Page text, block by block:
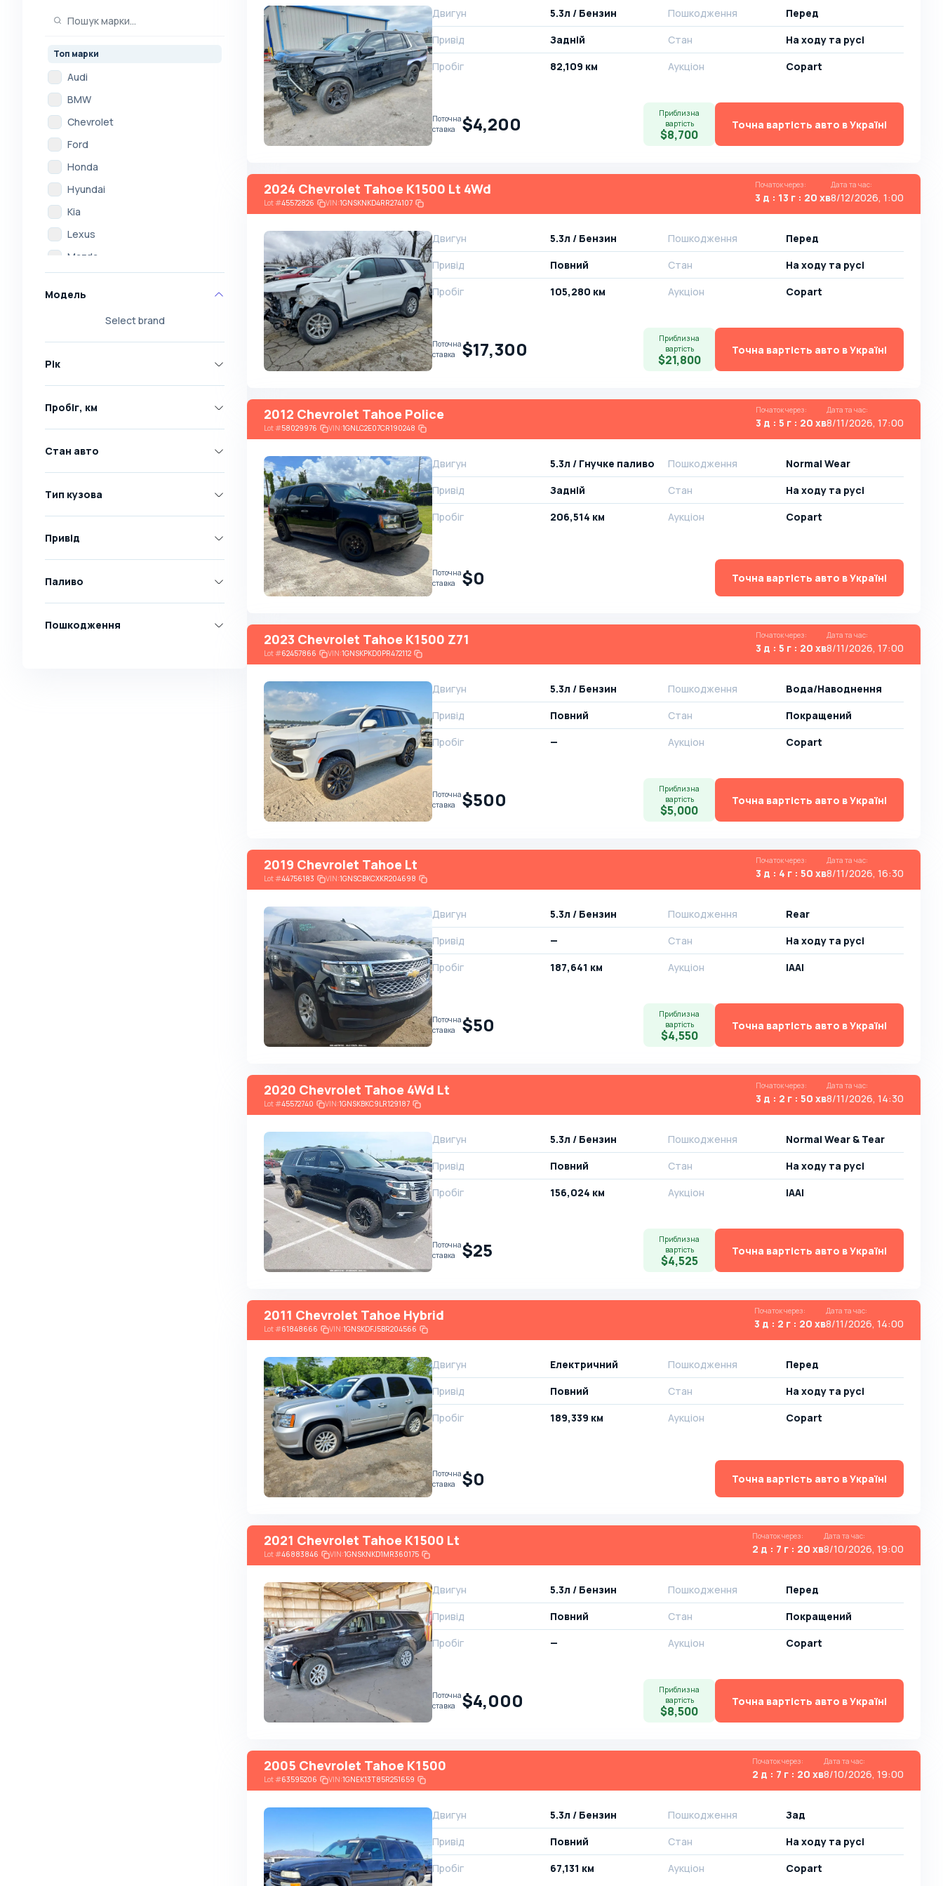
Топ марки
Audi
BMW
Chevrolet
Ford
Honda
Hyundai
Kia
Lexus
Mazda
Mitsubishi
Opel
Skoda
Volkswagen
Abarth
AC
Acura
Adler
Alfa Romeo
Модель
Select brand
Рік
Пробіг, км
Стан авто
Тип кузова
Привід
Паливо
Пошкодження
Двигун
5.3л / Бензин
Привід
Задній
Пробіг
82,109 км
Пошкодження
Перед
Стан
На ​​ходу та русі
Аукціон
Copart
Поточна
ставка
$4,200
Приблизна
вартість
$8,700
Точна вартість авто в Україні
2024 Chevrolet Tahoe K1500 Lt 4Wd
Lot#45572826 VIN:1GNSKNKD4RR274107
Початок через:
3 д : 13 г : 20 хв
Дата та час:
8/12/2026, 1:00
Двигун
5.3л / Бензин
Привід
Повний
Пробіг
105,280 км
Пошкодження
Перед
Стан
На ​​ходу та русі
Аукціон
Copart
Поточна
ставка
$17,300
Приблизна
вартість
$21,800
Точна вартість авто в Україні
2012 Chevrolet Tahoe Police
Lot#58029976 VIN:1GNLC2E07CR190248
Початок через:
3 д : 5 г : 20 хв
Дата та час:
8/11/2026, 17:00
Двигун
5.3л / Гнучке паливо
Привід
Задній
Пробіг
206,514 км
Пошкодження
Normal Wear
Стан
На ​​ходу та русі
Аукціон
Copart
Поточна
ставка
$0 Точна вартість авто в Україні
2023 Chevrolet Tahoe K1500 Z71
Lot#62457866 VIN:1GNSKPKD0PR472112
Початок через:
3 д : 5 г : 20 хв
Дата та час:
8/11/2026, 17:00
Двигун
5.3л / Бензин
Привід
Повний
Пробіг
—
Пошкодження
Вода/Наводнення
Стан
Покращений
Аукціон
Copart
Поточна
ставка
$500
Приблизна
вартість
$5,000
Точна вартість авто в Україні
2019 Chevrolet Tahoe Lt
Lot#44756183 VIN:1GNSCBKCXKR204698
Початок через:
3 д : 4 г : 50 хв
Дата та час:
8/11/2026, 16:30
Двигун
5.3л / Бензин
Привід
—
Пробіг
187,641 км
Пошкодження
Rear
Стан
На ​​ходу та русі
Аукціон
IAAI
Поточна
ставка
$50
Приблизна
вартість
$4,550
Точна вартість авто в Україні
2020 Chevrolet Tahoe 4Wd Lt
Lot#45572740 VIN:1GNSKBKC9LR129187
Початок через:
3 д : 2 г : 50 хв
Дата та час:
8/11/2026, 14:30
Двигун
5.3л / Бензин
Привід
Повний
Пробіг
156,024 км
Пошкодження
Normal Wear & Tear
Стан
На ​​ходу та русі
Аукціон
IAAI
Поточна
ставка
$25
Приблизна
вартість
$4,525
Точна вартість авто в Україні
2011 Chevrolet Tahoe Hybrid
Lot#61848666 VIN:1GNSKDFJ5BR204566
Початок через:
3 д : 2 г : 20 хв
Дата та час:
8/11/2026, 14:00
Двигун
Електричний
Привід
Повний
Пробіг
189,339 км
Пошкодження
Перед
Стан
На ​​ходу та русі
Аукціон
Copart
Поточна
ставка
$0 Точна вартість авто в Україні
2021 Chevrolet Tahoe K1500 Lt
Lot#46883846 VIN:1GNSKNKD1MR360175
Початок через:
2 д : 7 г : 20 хв
Дата та час:
8/10/2026, 19:00
Двигун
5.3л / Бензин
Привід
Повний
Пробіг
—
Пошкодження
Перед
Стан
Покращений
Аукціон
Copart
Поточна
ставка
$4,000
Приблизна
вартість
$8,500
Точна вартість авто в Україні
2005 Chevrolet Tahoe K1500
Lot#63595206 VIN:1GNEK13T85R251659
Початок через:
2 д : 7 г : 20 хв
Дата та час:
8/10/2026, 19:00
Двигун
5.3л / Бензин
Привід
Повний
Пробіг
67,131 км
Пошкодження
Зад
Стан
На ​​ходу та русі
Аукціон
Copart